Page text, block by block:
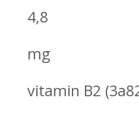
4,8
mg
vitamin B2